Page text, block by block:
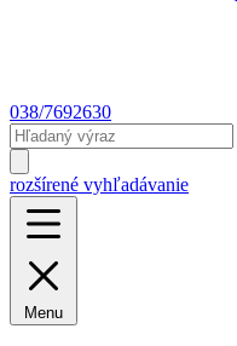
038/7692630
rozšírené vyhľadávanie
Menu